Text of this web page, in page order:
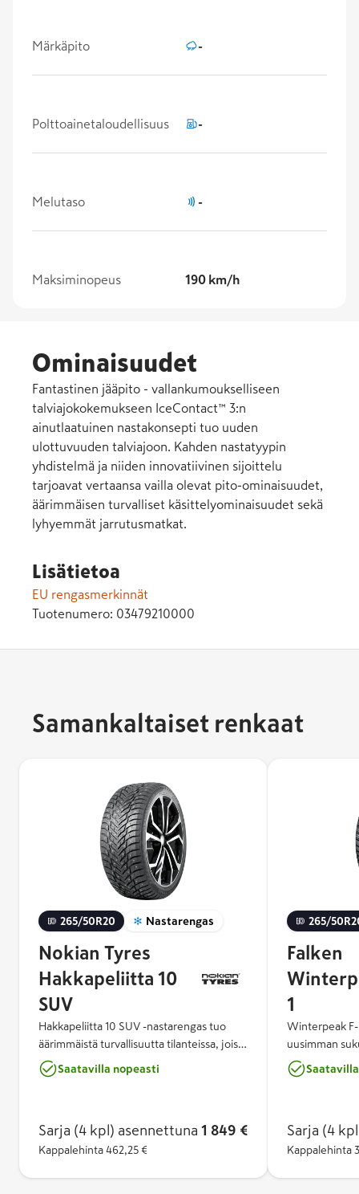
Märkäpito -
Polttoainetaloudellisuus -
Melutaso -
Maksiminopeus 190 km/h
Ominaisuudet
Fantastinen jääpito - vallankumoukselliseen
talviajokokemukseen IceContact™ 3:n
ainutlaatuinen nastakonsepti tuo uuden
ulottuvuuden talviajoon. Kahden nastatyypin
yhdistelmä ja niiden innovatiivinen sijoittelu
tarjoavat vertaansa vailla olevat pito-ominaisuudet,
äärimmäisen turvalliset käsittelyominaisuudet sekä
lyhyemmät jarrutusmatkat.
Lisätietoa
EU rengasmerkinnät
Tuotenumero: 03479210000
Samankaltaiset renkaat
265/50R20 Nastarengas
Nokian Tyres
Hakkapeliitta 10
SUV
Hakkapeliitta 10 SUV -nastarengas tuo
äärimmäistä turvallisuutta tilanteissa, joissa
sitä eniten tarvitaan. Nokian Tyres
Hakkapeliitta 10 SUV on seuraavan
ajomukavuutta ja ympäristöystävällisyyttä.
Nokian Renkaiden tuplanastateknologia
Saatavilla nopeasti
Sarja (4 kpl) asennettuna 1 849 €
Kappalehinta 462,25 €
265/
Falken
1
Winterpeak F-
uusimman
on kehitetty
turvallisuutta
teillä.
Sarja (4
Kappalehinta